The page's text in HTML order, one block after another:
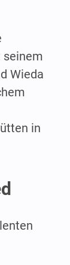
seinem
Wieda
in